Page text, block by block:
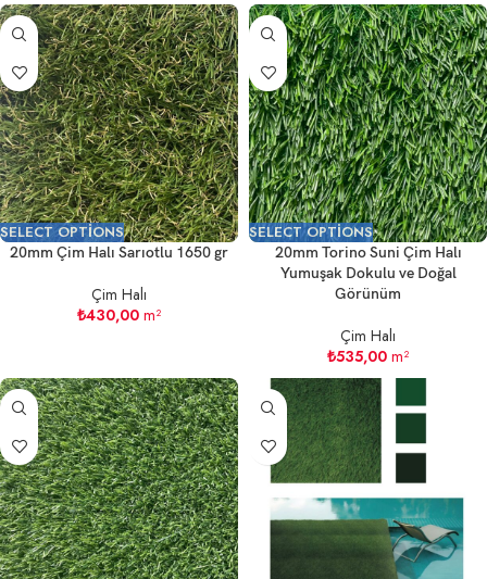
SELECT OPTIONS
20mm Çim Halı Sarıotlu 1650 gr
Çim Halı
₺430,00 m²
SELECT OPTIONS
20mm Torino Suni Çim Halı
Yumuşak Dokulu ve Doğal
Görünüm
Çim Halı
₺535,00 m²